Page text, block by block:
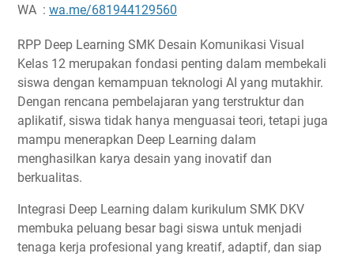
WA : wa.me/681944129560
RPP Deep Learning SMK Desain Komunikasi Visual
Kelas 12 merupakan fondasi penting dalam membekali
siswa dengan kemampuan teknologi AI yang mutakhir.
Dengan rencana pembelajaran yang terstruktur dan
aplikatif, siswa tidak hanya menguasai teori, tetapi juga
mampu menerapkan Deep Learning dalam
menghasilkan karya desain yang inovatif dan
berkualitas.
Integrasi Deep Learning dalam kurikulum SMK DKV
membuka peluang besar bagi siswa untuk menjadi
tenaga kerja profesional yang kreatif, adaptif, dan siap